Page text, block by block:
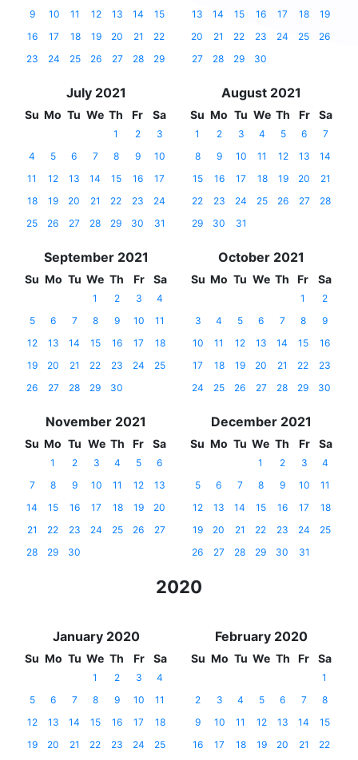
9 10 11 12 13 14
15
16
17 18 19 20 21
22
23
24 25 26 27 28 29
13 14 15 16 17 18
19
20
21 22 23 24 25
26
27
28 29 30
July 2021
Su Mo Tu We Th Fr Sa
1 2
3
4
5 6 7 8 9
10
11
12 13 14 15 16
17
18
19 20 21 22 23
24
25
26 27 28 29 30 31
August 2021
Su Mo Tu We Th Fr Sa
1 2 3 4 5 6
7
8
9 10 11 12 13
14
15
16 17 18 19 20
21
22
23 24 25 26 27
28
29
30 31
September 2021
Su Mo Tu We Th Fr Sa
1 2 3
4
5
6 7 8 9 10
11
12
13 14 15 16 17
18
19
20 21 22 23 24
25
26
27 28 29 30
October 2021
Su Mo Tu We Th Fr Sa
1
2
3
4 5 6 7 8
9
10
11 12 13 14 15
16
17
18 19 20 21 22
23
24
25 26 27 28 29 30
November 2021
Su Mo Tu We Th Fr Sa
1 2 3 4 5
6
7
8 9 10 11 12
13
14
15 16 17 18 19
20
21
22 23 24 25 26
27
28
29 30
December 2021
Su Mo Tu We Th Fr Sa
1 2 3
4
5
6 7 8 9 10
11
12
13 14 15 16 17
18
19
20 21 22 23 24
25
26
27 28 29 30 31
2020
January 2020
Su Mo Tu We Th Fr Sa
1 2 3
4
5
6 7 8 9 10
11
12
13 14 15 16 17
18
19
20 21 22 23 24
25
February 2020
Su Mo Tu We Th Fr Sa
1
2
3 4 5 6 7
8
9
10 11 12 13 14
15
16
17 18 19 20 21
22